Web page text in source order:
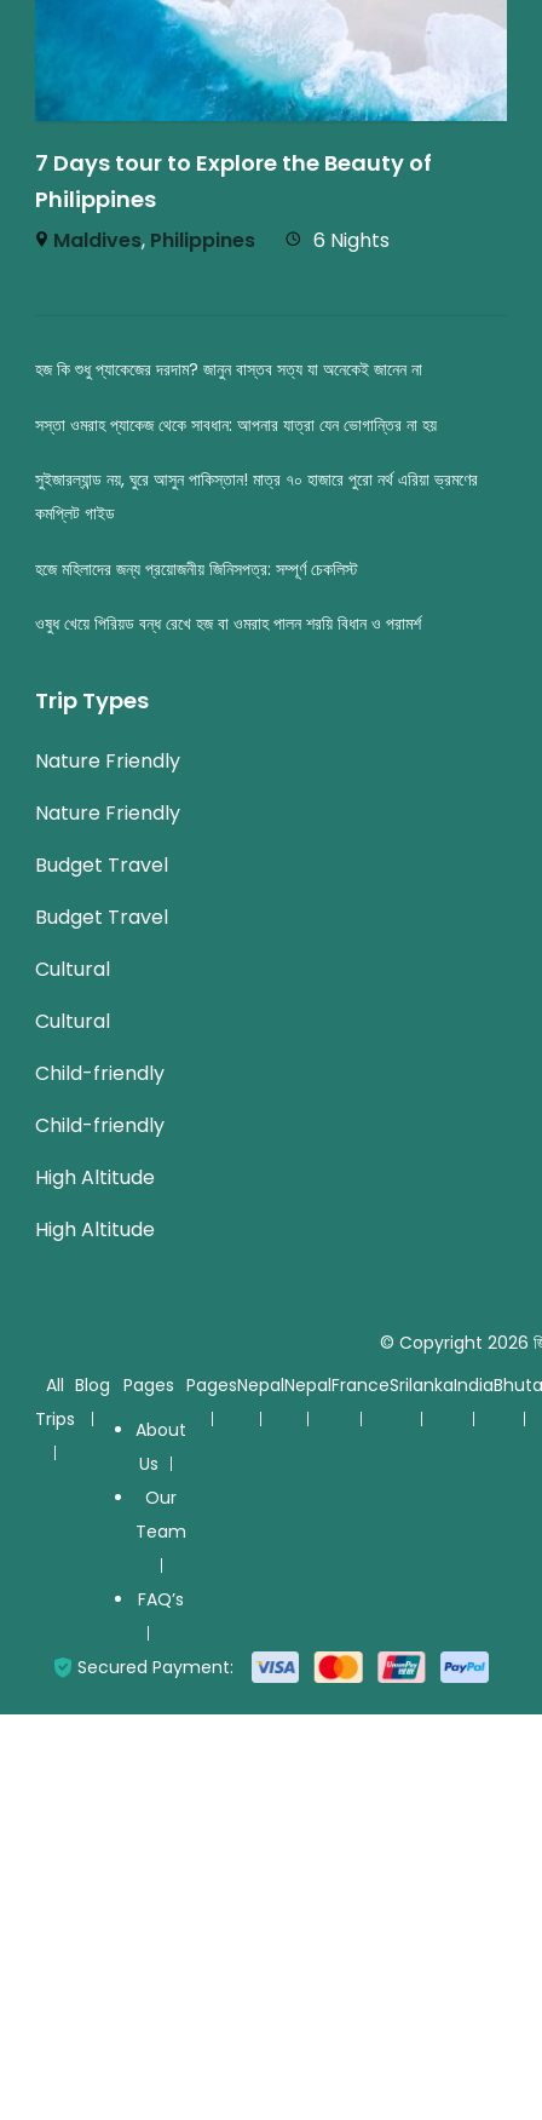
7 Days tour to Explore the Beauty of
Philippines
Maldives, Philippines 6 Nights
হজ কি শুধু প্যাকেজের দরদাম? জানুন বাস্তব সত্য যা অনেকেই জানেন না
সস্তা ওমরাহ প্যাকেজ থেকে সাবধান: আপনার যাত্রা যেন ভোগান্তির না হয়
সুইজারল্যান্ড নয়, ঘুরে আসুন পাকিস্তান! মাত্র ৭০ হাজারে পুরো নর্থ এরিয়া ভ্রমণের
কমপ্লিট গাইড
হজে মহিলাদের জন্য প্রয়োজনীয় জিনিসপত্র: সম্পূর্ণ চেকলিস্ট
ওষুধ খেয়ে পিরিয়ড বন্ধ রেখে হজ বা ওমরাহ পালন শরয়ি বিধান ও পরামর্শ
Trip Types
Nature Friendly
Nature Friendly
Budget Travel
Budget Travel
Cultural
Cultural
Child-friendly
Child-friendly
High Altitude
High Altitude
© Copyright 2026
All
Trips
Blog Pages
About
Us
Our
Team
FAQ’s
PagesNepalNepalFranceSrilankaIndia
Secured Payment: